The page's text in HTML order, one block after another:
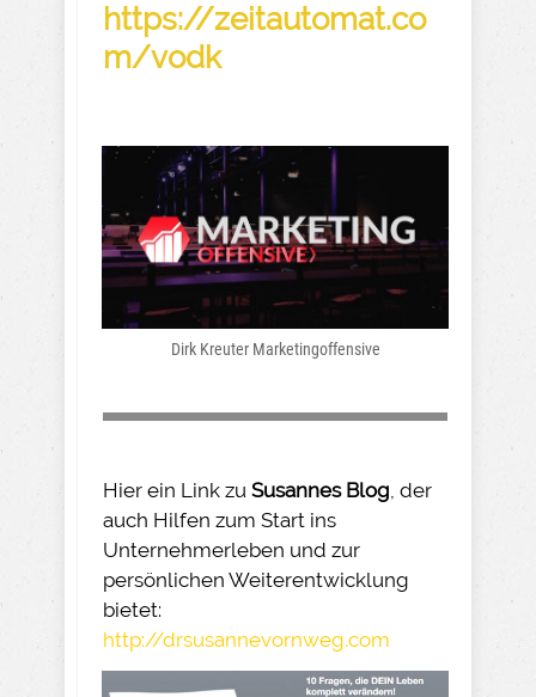
https://zeitautomat.co
m/vodk
Dirk Kreuter Marketingoffensive
Hier ein Link zu Susannes Blog , der
auch Hilfen zum Start ins
Unternehmerleben und zur
persönlichen Weiterentwicklung
bietet:
http://drsusannevornweg.com